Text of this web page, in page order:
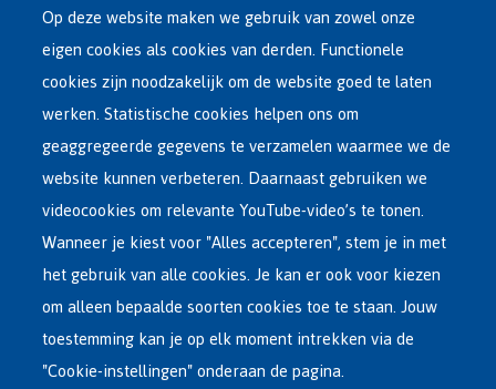
Main
Dutch
Menu
ASIEL IN BELGIË
OPVANGNETWERK
VRIJWILLIGE TERUGKEER
INTERNATIONAAL
OVER FEDASIL
Op deze website maken we gebruik van zowel onze
eigen cookies als cookies van derden. Functionele
cookies zijn noodzakelijk om de website goed te laten
werken. Statistische cookies helpen ons om
geaggregeerde gegevens te verzamelen waarmee we de
website kunnen verbeteren. Daarnaast gebruiken we
videocookies om relevante YouTube-video’s te tonen.
Wanneer je kiest voor "Alles accepteren", stem je in met
het gebruik van alle cookies. Je kan er ook voor kiezen
om alleen bepaalde soorten cookies toe te staan. Jouw
toestemming kan je op elk moment intrekken via de
"Cookie-instellingen" onderaan de pagina.